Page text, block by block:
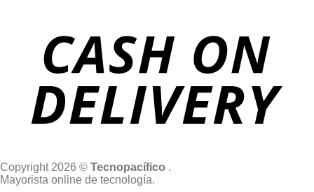
Copyright 2026 © Tecnopacífico .
Mayorista online de tecnología.